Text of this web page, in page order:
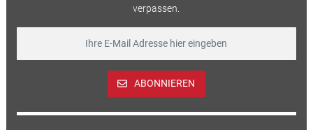
verpassen.
ABONNIEREN